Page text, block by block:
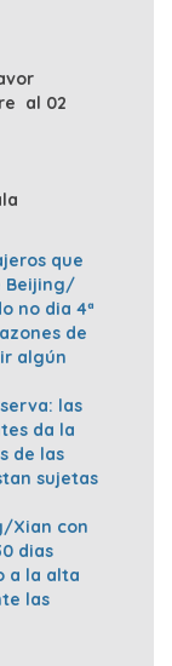
al 02
que
Beijing/
no dia 4ª
de
algún
las
da la
de las
sujetas
Xian con
dias
a la alta
las